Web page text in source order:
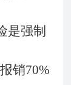
是强制
销70%